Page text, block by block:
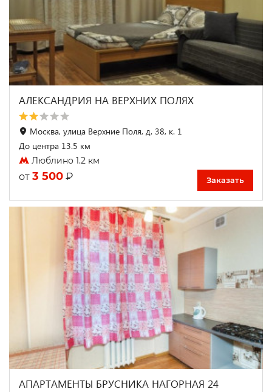
АЛЕКСАНДРИЯ НА ВЕРХНИХ ПОЛЯХ
Москва, улица Верхние Поля, д. 38, к. 1
До центра 13.5 км
Люблино 1.2 км
от 3 500 ₽ Заказать
АПАРТАМЕНТЫ БРУСНИКА НАГОРНАЯ 24